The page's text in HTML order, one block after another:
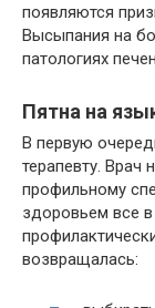
появляются
Высыпания на
патологиях
Пятна на
В первую
терапевту. Врач
профильному
здоровьем все
возвращалась: